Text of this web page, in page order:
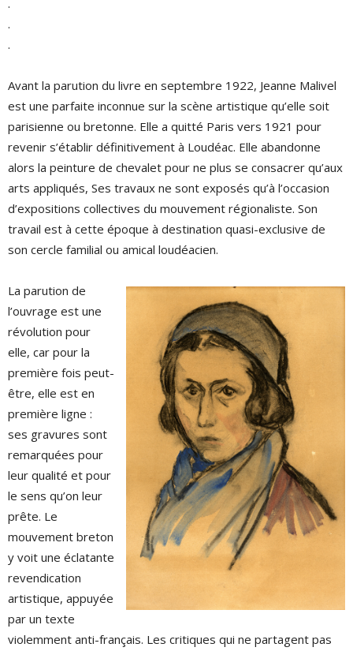
.
.
.
Avant la parution du livre en septembre 1922, Jeanne Malivel
est une parfaite inconnue sur la scène artistique qu’elle soit
parisienne ou bretonne. Elle a quitté Paris vers 1921 pour
revenir s’établir définitivement à Loudéac. Elle abandonne
alors la peinture de chevalet pour ne plus se consacrer qu’aux
arts appliqués, Ses travaux ne sont exposés qu’à l’occasion
d’expositions collectives du mouvement régionaliste. Son
travail est à cette époque à destination quasi-exclusive de
son cercle familial ou amical loudéacien.
La parution de
l’ouvrage est une
révolution pour
elle, car pour la
première fois peut-
être, elle est en
première ligne :
ses gravures sont
remarquées pour
leur qualité et pour
le sens qu’on leur
prête. Le
mouvement breton
y voit une éclatante
revendication
artistique, appuyée
par un texte
violemment anti-français. Les critiques qui ne partagent pas